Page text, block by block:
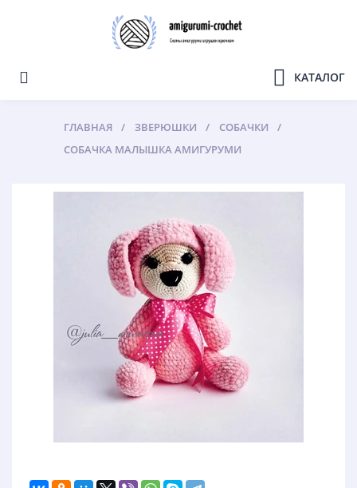
КАТАЛОГ
ГЛАВНАЯ ЗВЕРЮШКИ
СОБАЧКИ
СОБАЧКА МАЛЫШКА АМИГУРУМИ